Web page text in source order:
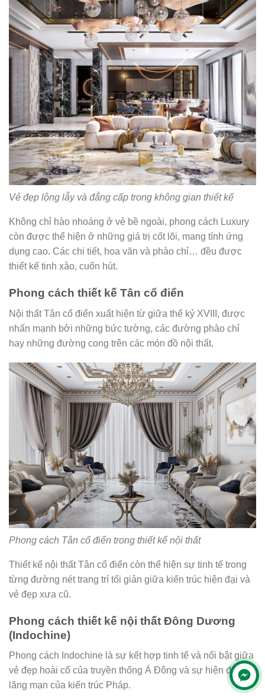
Vẻ đẹp lộng lẫy và đẳng cấp trong không gian thiết kế
Không chỉ hào nhoáng ở vẻ bề ngoài, phong cách Luxury
còn được thể hiện ở những giá trị cốt lõi, mang tính ứng
dụng cao. Các chi tiết, hoa văn và phào chỉ… đều được
thiết kế tinh xảo, cuốn hút.
Phong cách thiết kế Tân cổ điển
Nội thất Tân cổ điển xuất hiện từ giữa thế kỷ XVIII, được
nhấn mạnh bởi những bức tường, các đường phào chỉ
hay những đường cong trên các món đồ nội thất.
Phong cách Tân cổ điển trong thiết kế nội thất
Thiết kế nội thất Tân cổ điển còn thể hiện sự tinh tế trong
từng đường nét trang trí tối giản giữa kiến trúc hiện đại và
vẻ đẹp xưa cũ.
Phong cách thiết kế nội thất Đông Dương
(Indochine)
Phong cách Indochine là sự kết hợp tinh tế và nổi bật giữa
vẻ đẹp hoài cổ của truyền thống Á Đông và sự hiện đại,
lãng mạn của kiến trúc Pháp.